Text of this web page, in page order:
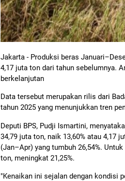
Jakarta - Produksi beras
4,17 juta ton dari tahun sebelumnya.
berkelanjutan
Data tersebut merupakan rilis dari
tahun 2025 yang menunjukkan tren
Deputi BPS, Pudji Ismartini,
34,79 juta ton, naik 13,60% atau 4,17
(Jan–Apr) yang tumbuh 26,54%.
ton, meningkat 21,25%.
"Kenaikan ini sejalan dengan kondisi